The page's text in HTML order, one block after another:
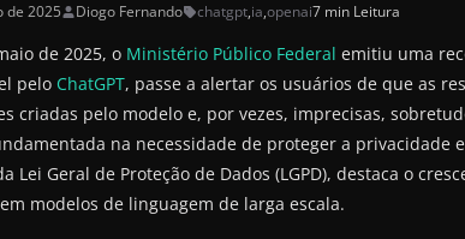
de 2025 Diogo Fernando chatgpt,ia,openai7 min Leitura
de 2025, o Ministério Público Federal emitiu uma
pelo ChatGPT, passe a alertar os usuários de que as
criadas pelo modelo e, por vezes, imprecisas,
na necessidade de proteger a privacidade
Lei Geral de Proteção de Dados (LGPD), destaca o
modelos de linguagem de larga escala.